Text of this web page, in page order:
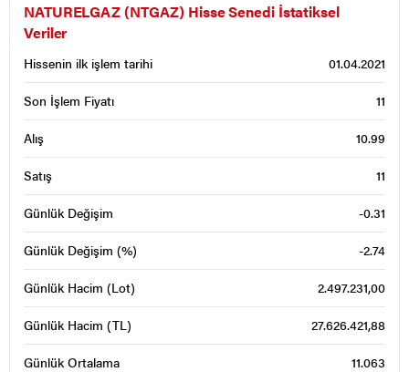
NATURELGAZ (NTGAZ) Hisse Senedi İstatiksel
Veriler
Hissenin ilk işlem tarihi 01.04.2021
Son İşlem Fiyatı 11
Alış 10.99
Satış 11
Günlük Değişim -0.31
Günlük Değişim (%) -2.74
Günlük Hacim (Lot) 2.497.231,00
Günlük Hacim (TL) 27.626.421,88
Günlük Ortalama 11.063